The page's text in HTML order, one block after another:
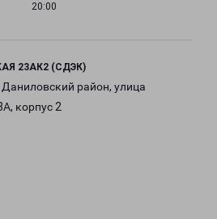
20:00
23АК2 (СДЭК)
район, улица
корпус 2